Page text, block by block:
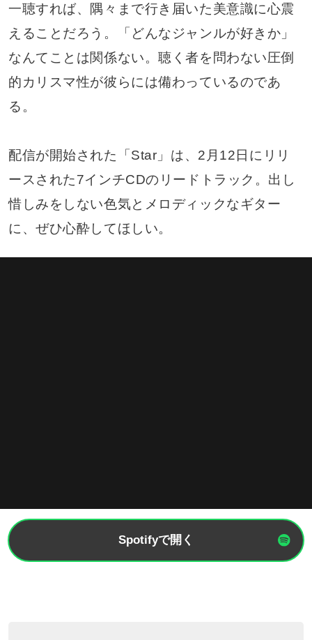
一聴すれば、隅々まで行き届いた美意識に心震
えることだろう。「どんなジャンルが好きか」
なんてことは関係ない。聴く者を問わない圧倒
的カリスマ性が彼らには備わっているのであ
る。
配信が開始された「Star」は、2月12日にリリ
ースされた7インチCDのリードトラック。出し
惜しみをしない色気とメロディックなギター
に、ぜひ心酔してほしい。
Spotifyで開く